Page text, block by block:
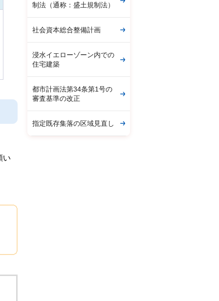
い
制法（通称：盛土規制法）
社会資本総合整備計画
浸水イエローゾーン内での
住宅建築
都市計画法第34条第1号の
審査基準の改正
指定既存集落の区域見直し